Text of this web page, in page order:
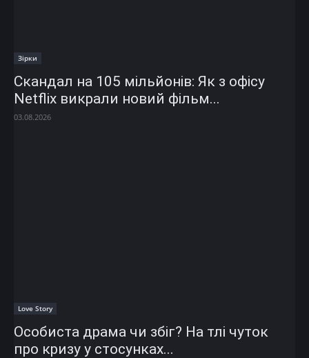
Зірки
Скандал на 105 мільйонів: Як з офісу
Netflix викрали новий фільм...
03.08.2026
Love Story
Особиста драма чи збіг? На тлі чуток
про кризу у стосунках...